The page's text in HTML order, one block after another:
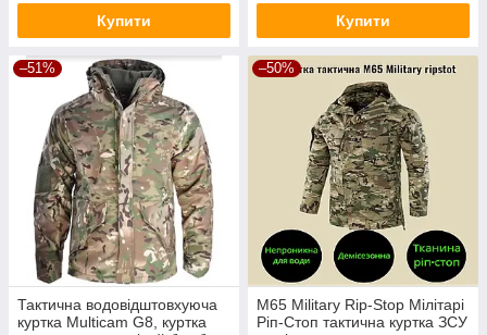
Купити Купити
–51%
Тактична водовідштовхуюча
куртка Multicam G8, куртка
–50%
M65 Military Rip-Stop Мілітарі
Ріп-Стоп тактична куртка ЗСУ